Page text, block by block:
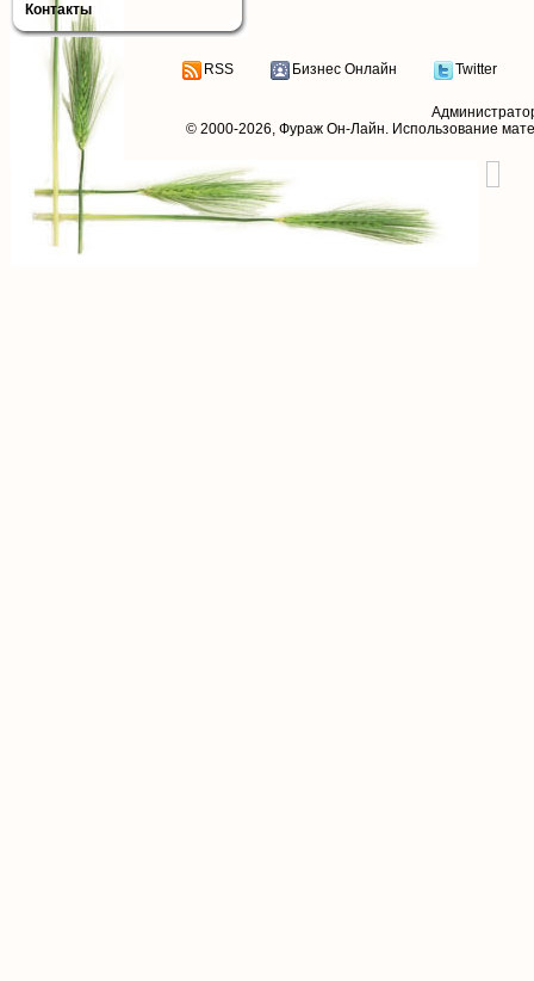
Контакты
RSS Бизнес Онлайн Twitter
© 2000-2026, Фураж Он-Лайн. Использование